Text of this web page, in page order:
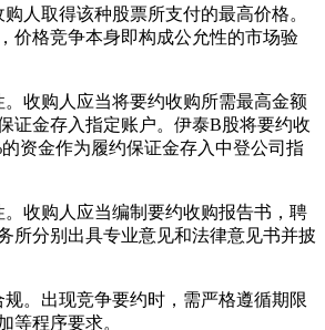
人取得该种股票所支付的最高价格。
价格竞争本身即构成公允性的市场验
收购人应当将要约收购所需最高金额
证金存入指定账户。伊泰B股将要约收
资金作为履约保证金存入中登公司指
收购人应当编制要约收购报告书，聘
所分别出具专业意见和法律意见书并披
。出现竞争要约时，需严格遵循期限
等程序要求。